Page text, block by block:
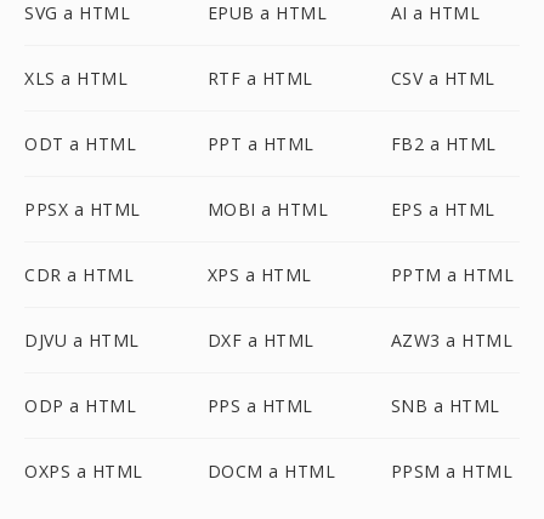
SVG a HTML EPUB a HTML AI a HTML
XLS a HTML RTF a HTML CSV a HTML
ODT a HTML PPT a HTML FB2 a HTML
PPSX a HTML MOBI a HTML EPS a HTML
CDR a HTML XPS a HTML PPTM a HTML
DJVU a HTML DXF a HTML AZW3 a HTML
ODP a HTML PPS a HTML SNB a HTML
OXPS a HTML DOCM a HTML PPSM a HTML